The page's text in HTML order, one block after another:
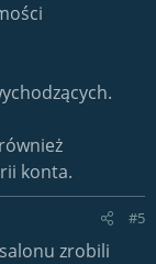
konta.
#5
zrobili